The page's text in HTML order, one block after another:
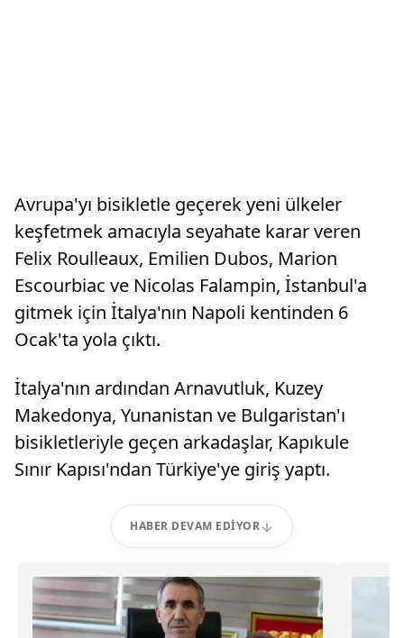
Avrupa'yı bisikletle geçerek yeni ülkeler
keşfetmek amacıyla seyahate karar veren
Felix Roulleaux, Emilien Dubos, Marion
Escourbiac ve Nicolas Falampin, İstanbul'a
gitmek için İtalya'nın Napoli kentinden 6
Ocak'ta yola çıktı.
İtalya'nın ardından Arnavutluk, Kuzey
Makedonya, Yunanistan ve Bulgaristan'ı
bisikletleriyle geçen arkadaşlar, Kapıkule
Sınır Kapısı'ndan Türkiye'ye giriş yaptı.
HABER DEVAM EDIYOR